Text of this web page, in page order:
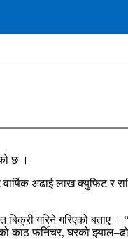
छ ।
अढाई लाख क्युफिट र
गरिने गरिएको
फर्निचर, घरको